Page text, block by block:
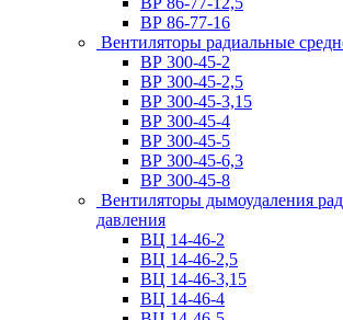
ВР 86-77-16
Вентиляторы радиальные
ВР 300-45-2
ВР 300-45-2,5
ВР 300-45-3,15
ВР 300-45-4
ВР 300-45-5
ВР 300-45-6,3
ВР 300-45-8
Вентиляторы дымоудаления
давления
ВЦ 14-46-2
ВЦ 14-46-2,5
ВЦ 14-46-3,15
ВЦ 14-46-4